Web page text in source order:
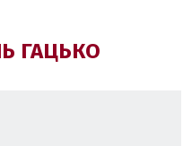
ГАЦЬКО